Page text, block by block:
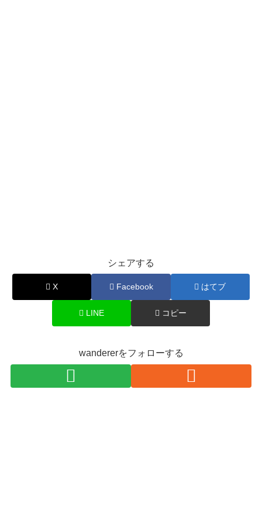
シェアする
X Facebook はてブ
LINE コピー
wandererをフォローする